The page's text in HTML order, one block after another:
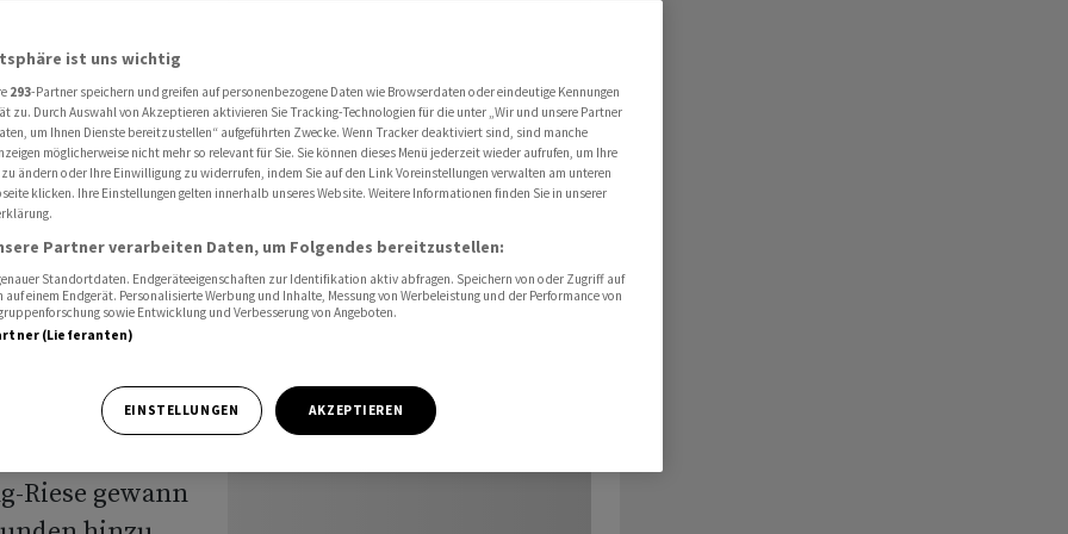
mehr Abo-Kunden
gegen das
Haushalts
Riese gewann
ist uns wichtig
293-Partner speichern und greifen auf personenbezogene Daten wie Browserdaten oder eindeutige Kennungen
zu. Durch Auswahl von Akzeptieren aktivieren Sie Tracking-Technologien für die unter „Wir und unsere Partner
um Ihnen Dienste bereitzustellen“ aufgeführten Zwecke. Wenn Tracker deaktiviert sind, sind manche
möglicherweise nicht mehr so relevant für Sie. Sie können dieses Menü jederzeit wieder aufrufen, um Ihre
ändern oder Ihre Einwilligung zu widerrufen, indem Sie auf den Link Voreinstellungen verwalten am unteren
klicken. Ihre Einstellungen gelten innerhalb unseres Website. Weitere Informationen finden Sie in unserer
Partner verarbeiten Daten, um Folgendes bereitzustellen:
Standortdaten. Endgeräteeigenschaften zur Identifikation aktiv abfragen. Speichern von oder Zugriff auf
einem Endgerät. Personalisierte Werbung und Inhalte, Messung von Werbeleistung und der Performance von
sowie Entwicklung und Verbesserung von Angeboten.
(Lieferanten)
EINSTELLUNGEN AKZEPTIEREN